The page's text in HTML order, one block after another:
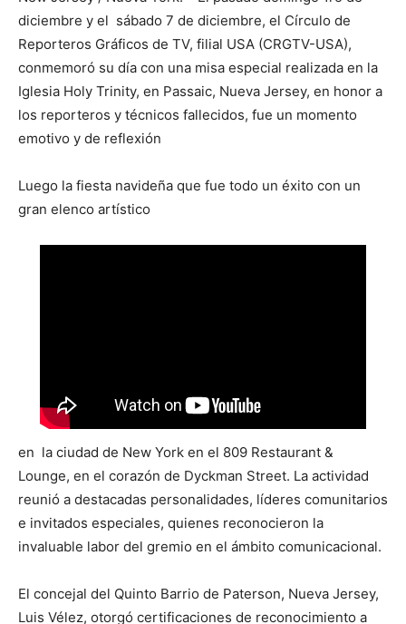
diciembre y el sábado 7 de diciembre, el Círculo de
Reporteros Gráficos de TV, filial USA (CRGTV-USA),
conmemoró su día con una misa especial realizada en la
Iglesia Holy Trinity, en Passaic, Nueva Jersey, en honor a
los reporteros y técnicos fallecidos, fue un momento
emotivo y de reflexión
Luego la fiesta navideña que fue todo un éxito con un
gran elenco artístico
en la ciudad de New York en el 809 Restaurant &
Lounge, en el corazón de Dyckman Street. La actividad
reunió a destacadas personalidades, líderes comunitarios
e invitados especiales, quienes reconocieron la
invaluable labor del gremio en el ámbito comunicacional.
El concejal del Quinto Barrio de Paterson, Nueva Jersey,
Luis Vélez, otorgó certificaciones de reconocimiento a